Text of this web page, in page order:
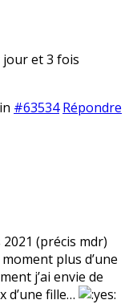
jour et 3 fois
#63534 Répondre
2021 (précis mdr)
plus d’une
j’ai envie de
d’une fille…